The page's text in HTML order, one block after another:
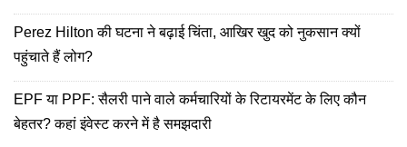
Perez Hilton की घटना ने बढ़ाई चिंता, आखिर खुद को नुकसान क्यों
पहुंचाते हैं लोग?
EPF या PPF: सैलरी पाने वाले कर्मचारियों के रिटायरमेंट के लिए कौन
बेहतर? कहां इंवेस्ट करने में है समझदारी